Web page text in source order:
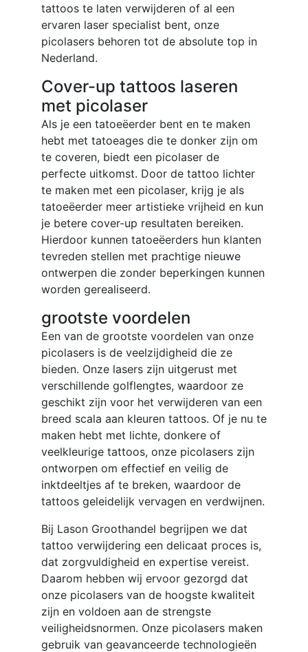
tattoos te laten verwijderen of al een
ervaren laser specialist bent, onze
picolasers behoren tot de absolute top in
Nederland.
Cover-up tattoos laseren
met picolaser
Als je een tatoeëerder bent en te maken
hebt met tatoeages die te donker zijn om
te coveren, biedt een picolaser de
perfecte uitkomst. Door de tattoo lichter
te maken met een picolaser, krijg je als
tatoeëerder meer artistieke vrijheid en kun
je betere cover-up resultaten bereiken.
Hierdoor kunnen tatoeëerders hun klanten
tevreden stellen met prachtige nieuwe
ontwerpen die zonder beperkingen kunnen
worden gerealiseerd.
grootste voordelen
Een van de grootste voordelen van onze
picolasers is de veelzijdigheid die ze
bieden. Onze lasers zijn uitgerust met
verschillende golflengtes, waardoor ze
geschikt zijn voor het verwijderen van een
breed scala aan kleuren tattoos. Of je nu te
maken hebt met lichte, donkere of
veelkleurige tattoos, onze picolasers zijn
ontworpen om effectief en veilig de
inktdeeltjes af te breken, waardoor de
tattoos geleidelijk vervagen en verdwijnen.
Bij Lason Groothandel begrijpen we dat
tattoo verwijdering een delicaat proces is,
dat zorgvuldigheid en expertise vereist.
Daarom hebben wij ervoor gezorgd dat
onze picolasers van de hoogste kwaliteit
zijn en voldoen aan de strengste
veiligheidsnormen. Onze picolasers maken
gebruik van geavanceerde technologieën